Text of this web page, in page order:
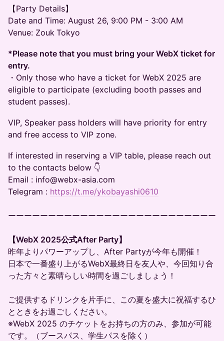
【Party Details】
Date and Time: August 26, 9:00 PM - 3:00 AM
Venue: Zouk Tokyo
*Please note that you must bring your WebX ticket for
entry.
・Only those who have a ticket for WebX 2025 are
eligible to participate (excluding booth passes and
student passes).
VIP, Speaker pass holders will have priority for entry
and free access to VIP zone.
If interested in reserving a VIP table, please reach out
to the contacts below 👇
Email : info@webx-asia.com
Telegram : https://t.me/ykobayashi0610
ーーーーーーーーーーーーーーーーーーーーーーーーーー
【WebX 2025公式After Party】
昨年よりパワーアップし、After Partyが今年も開催！
日本で一番盛り上がるWebX最終日を友人や、今回知り合
った方々と素晴らしい時間を過ごしましょう！
ご提供するドリンクを片手に、この夏を盛大に祝福するひ
とときをお過ごしください。
※WebX 2025 のチケットをお持ちの方のみ、参加が可能
です。（ブースパス、学生パスを除く）